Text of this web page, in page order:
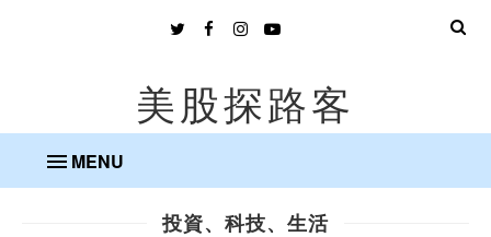
美股探路客
MENU
投資、科技、生活